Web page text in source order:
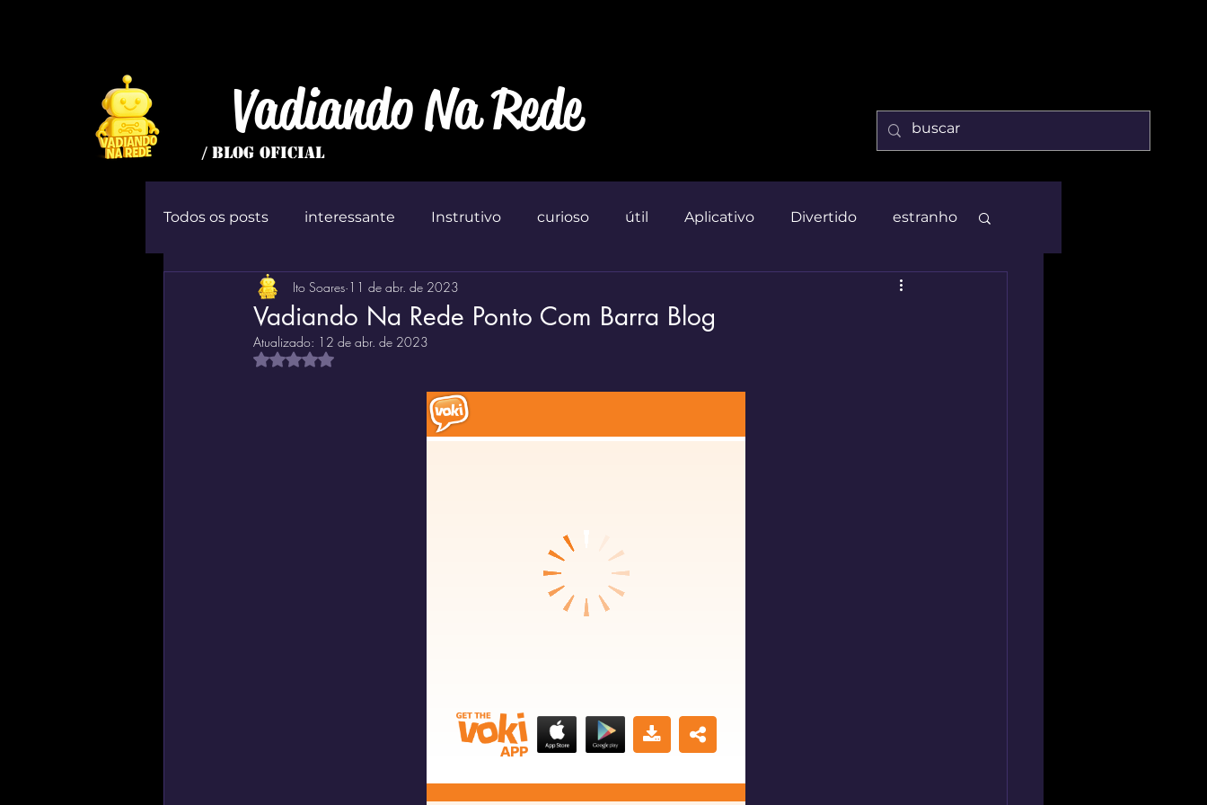
Vadiando Na Rede
/ BLOG OFICIAL
Todos os posts interessante Instrutivo curioso útil Aplicativo Divertido estranho
Jogo ócio Marketin'
Vadiando Na Rede Ponto Com Barra Blog
Ito Soares 11 de abr. de 2023
Atualizado: 12 de abr. de 2023
Avaliado com NaN de 5 estrelas.